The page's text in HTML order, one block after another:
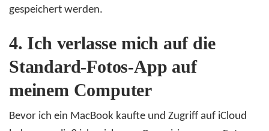
gespeichert werden.
4. Ich verlasse mich auf die
Standard-Fotos-App auf
meinem Computer
Bevor ich ein MacBook kaufte und Zugriff auf iCloud